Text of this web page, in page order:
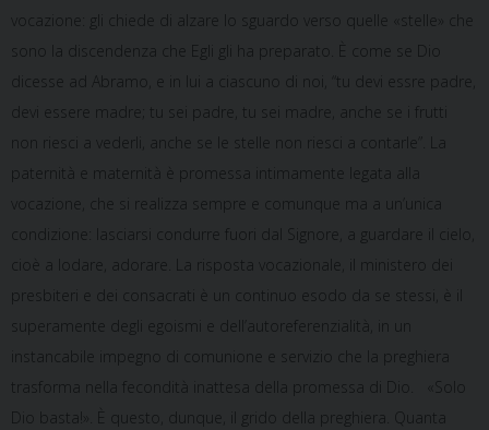
vocazione: gli chiede di alzare lo sguardo verso quelle «stelle» che
sono la discendenza che Egli gli ha preparato. È come se Dio
dicesse ad Abramo, e in lui a ciascuno di noi, “tu devi essre padre,
devi essere madre; tu sei padre, tu sei madre, anche se i frutti
non riesci a vederli, anche se le stelle non riesci a contarle”. La
paternità e maternità è promessa intimamente legata alla
vocazione, che si realizza sempre e comunque ma a un’unica
condizione: lasciarsi condurre fuori dal Signore, a guardare il cielo,
cioè a lodare, adorare. La risposta vocazionale, il ministero dei
presbiteri e dei consacrati è un continuo esodo da se stessi, è il
superamente degli egoismi e dell’autoreferenzialità, in un
instancabile impegno di comunione e servizio che la preghiera
trasforma nella fecondità inattesa della promessa di Dio. «Solo
Dio basta!». È questo, dunque, il grido della preghiera. Quanta